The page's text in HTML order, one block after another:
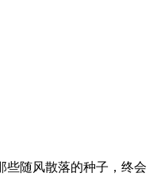
些随风散落的种子，终会